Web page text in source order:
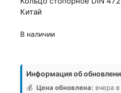
Китай
В наличии
товара
Кольцо
стопорное
Информация об
💰 Цена обновлена: вчера